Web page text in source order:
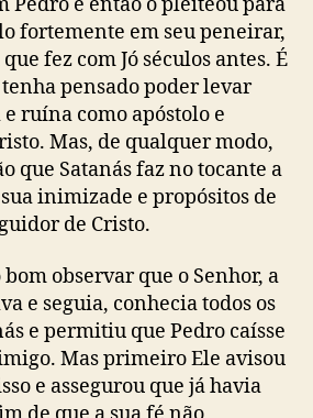
fortemente em seu peneirar,
fez com Jó séculos antes. É
pensado poder levar
e ruína como apóstolo e
Mas, de qualquer modo,
que Satanás faz no tocante a
inimizade e propósitos de
de Cristo.
observar que o Senhor, a
e seguia, conhecia todos os
e permitiu que Pedro caísse
Mas primeiro Ele avisou
e assegurou que já havia